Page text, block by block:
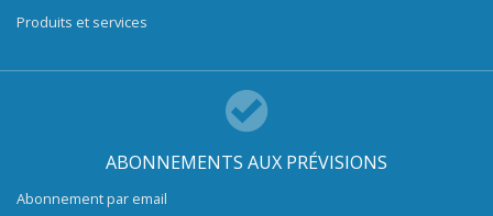
Produits et services
ABONNEMENTS AUX PRÉVISIONS
Abonnement par email